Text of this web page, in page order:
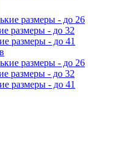
размеры - до 26
размеры - до 32
размеры - до 41
размеры - до 26
размеры - до 32
размеры - до 41